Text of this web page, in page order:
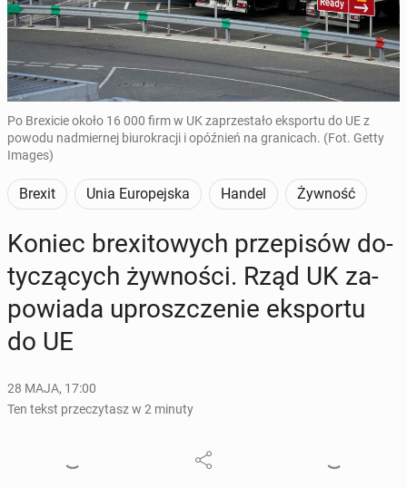
Po Brexicie około 16 000 firm w UK zaprzestało eksportu do UE z
powodu nadmiernej biurokracji i opóźnień na granicach. (Fot. Getty
Images)
Brexit Unia Europejska Handel Żywność
Koniec bre­xi­to­wych prze­pi­sów do­
ty­czą­cych żyw­no­ści. Rząd UK za­
po­wia­da uprosz­cze­nie eks­por­tu
do UE
28 MAJA, 17:00
Ten tekst przeczytasz w 2 minuty